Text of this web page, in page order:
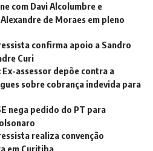
com Davi Alcolumbre e
de Moraes em pleno
confirma apoio a Sandro
Curi
assessor depõe contra a
sobre cobrança indevida para
nega pedido do PT para
realiza convenção
em Curitiba